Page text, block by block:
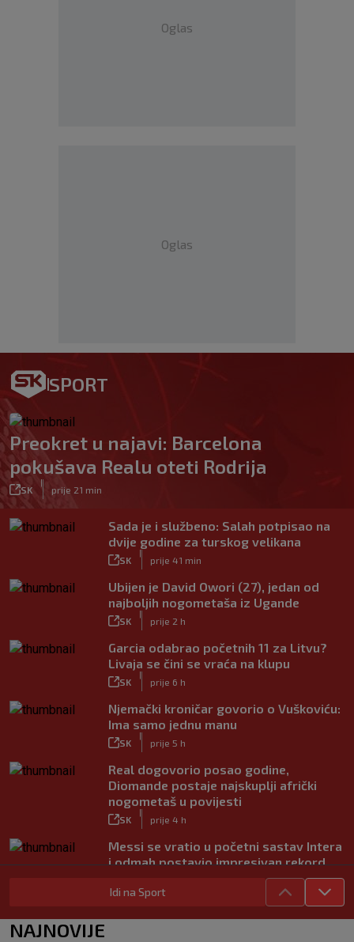
Oglas
Oglas
SPORT
Preokret u najavi: Barcelona
pokušava Realu oteti Rodrija
SK prije 21 min
Sada je i službeno: Salah potpisao na
dvije godine za turskog velikana
SK prije 41 min
Ubijen je David Owori (27), jedan od
najboljih nogometaša iz Ugande
SK prije 2 h
Garcia odabrao početnih 11 za Litvu?
Livaja se čini se vraća na klupu
SK prije 6 h
Njemački kroničar govorio o Vuškoviću:
Ima samo jednu manu
SK prije 5 h
Real dogovorio posao godine,
Diomande postaje najskuplji afrički
nogometaš u povijesti
SK prije 4 h
Messi se vratio u početni sastav Intera
i odmah postavio impresivan rekord
Novo Dinamovo pojačanje ubrzo
potpisuje, prvo će igrati u Lekinoj
Idi na Sport
NAJNOVIJE